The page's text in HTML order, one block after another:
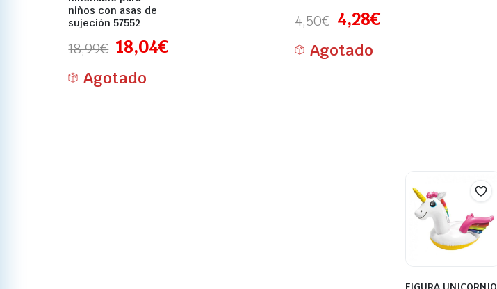
niños con asas de
sujeción 57552
18,99€ 18,04€
Agotado
4,50€ 4,28€
Agotado